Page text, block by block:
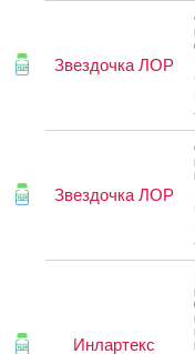
Звездочка ЛОР
Звездочка ЛОР
Инлартекс